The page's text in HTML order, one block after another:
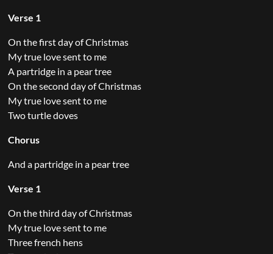
Verse 1
On the first day of Christmas
My true love sent to me
A partridge in a pear tree
On the second day of Christmas
My true love sent to me
Two turtle doves
Chorus
And a partridge in a pear tree
Verse 1
On the third day of Christmas
My true love sent to me
Three french hens